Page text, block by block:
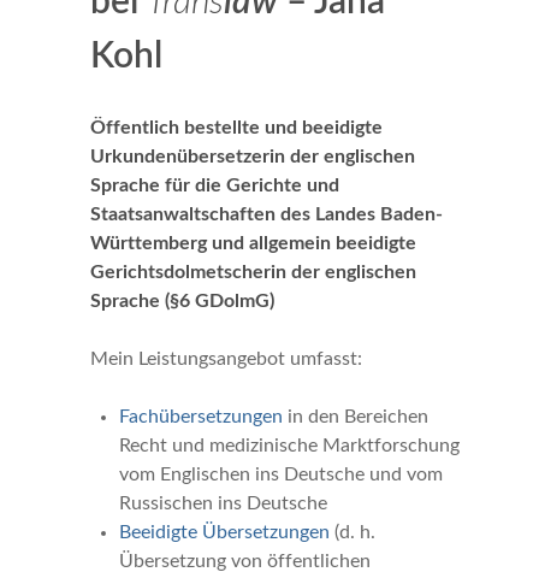
Kohl
Öffentlich bestellte und beeidigte
Urkundenübersetzerin der englischen
Sprache für die Gerichte und
Staatsanwaltschaften des Landes Baden-
Württemberg und allgemein beeidigte
Gerichtsdolmetscherin der englischen
Sprache (§6 GDolmG)
Mein Leistungsangebot umfasst:
Fachübersetzungen in den Bereichen
Recht und medizinische Marktforschung
vom Englischen ins Deutsche und vom
Russischen ins Deutsche
Beeidigte Übersetzungen (d. h.
Übersetzung von öffentlichen